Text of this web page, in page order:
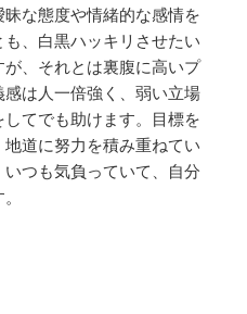
な態度や情緒的な感情を
、白黒ハッキリさせたい
、それとは裏腹に高いプ
は人一倍強く、弱い立場
てでも助けます。目標を
道に努力を積み重ねてい
つも気負っていて、自分